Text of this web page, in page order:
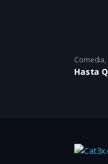
Comedia,